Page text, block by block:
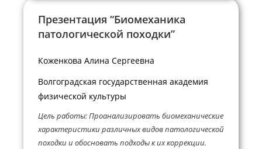
Презентация “Биомеханика
патологической походки”
Коженкова Алина Сергеевна
Волгоградская государственная академия
физической культуры
Цель работы: Проанализировать биомеханические
характеристики различных видов патологической
походки и обосновать подходы к их коррекции.